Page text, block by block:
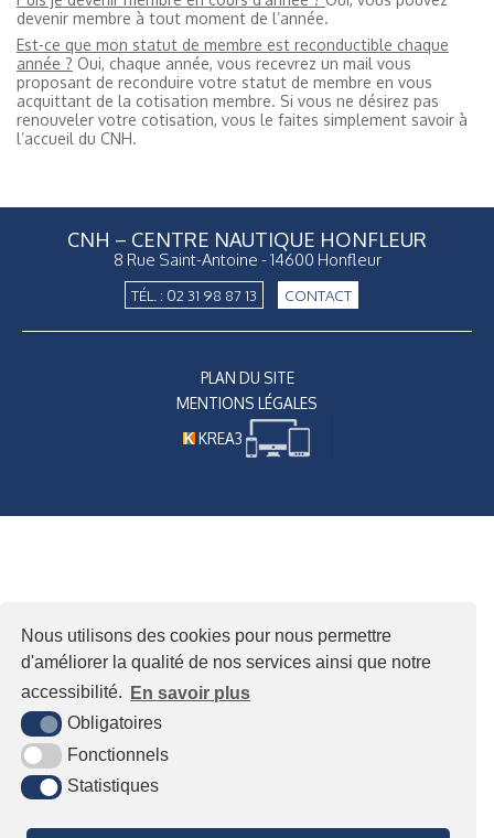
Nous utilisons des cookies pour nous permettre
d'améliorer la qualité de nos services ainsi que notre
accessibilité.
En savoir plus
Obligatoires
Fonctionnels
Statistiques
devenir membre à tout moment de l’année.
Est-ce que mon statut de membre est reconductible chaque
année ? Oui, chaque année, vous recevrez un mail vous
proposant de reconduire votre statut de membre en vous
acquittant de la cotisation membre. Si vous ne désirez pas
renouveler votre cotisation, vous le faites simplement savoir à
l’accueil du CNH.
CNH – CENTRE NAUTIQUE HONFLEUR
8 Rue Saint-Antoine - 14600 Honfleur
TÉL. : 02 31 98 87 13 CONTACT
PLAN DU SITE
MENTIONS LÉGALES
KREA3